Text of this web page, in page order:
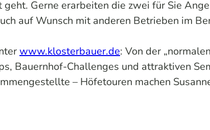
Gerne erarbeiten die zwei für Sie
auf Wunsch mit anderen Betrieben im
www.klosterbauer.de: Von der
Bauernhof-Challenges und attraktiven
– Höfetouren machen